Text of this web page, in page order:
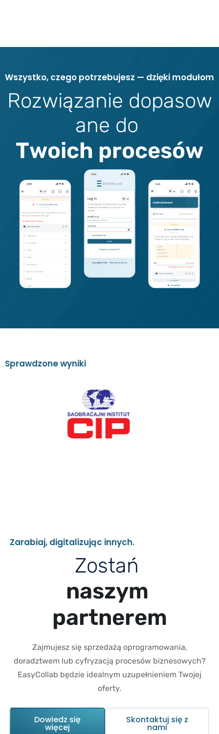
Wszystko, czego potrzebujesz — dzięki modułom
Rozwiązanie dopasow
ane do
Twoich procesów
Sprawdzonewyniki
Zarabiaj, digitalizując innych.
Zostań
naszym
partnerem
Zajmujesz się sprzedażą oprogramowania,
doradztwem lub cyfryzacją procesów biznesowych?
EasyCollab będzie idealnym uzupełnieniem Twojej
oferty.
Dowiedz się
więcej
Skontaktuj się z
nami